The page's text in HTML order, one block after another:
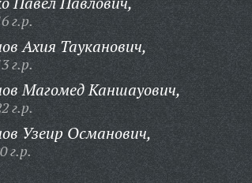
г.р.
Ахия Тауканович,
г.р.
Магомед Каншауович,
г.р.
Узеир Османович,
г.р.